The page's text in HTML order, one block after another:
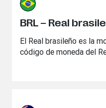
BRL – Real
El Real brasileño es la
código de moneda del